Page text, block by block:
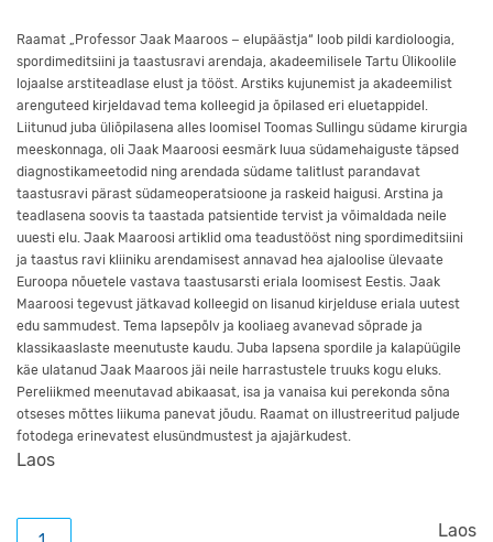
Raamat „Professor Jaak Maaroos − elupäästja“ loob pildi kardioloogia,
spordimeditsiini ja taastusravi arendaja, akadeemilisele Tartu Ülikoolile
lojaalse arstiteadlase elust ja tööst. Arstiks kujunemist ja akadeemilist
arenguteed kirjeldavad tema kolleegid ja õpilased eri eluetappidel.
Liitunud juba üliõpilasena alles loomisel Toomas Sullingu südame kirurgia
meeskonnaga, oli Jaak Maaroosi eesmärk luua südamehaiguste täpsed
diagnostikameetodid ning arendada südame talitlust parandavat
taastusravi pärast südameoperatsioone ja raskeid haigusi. Arstina ja
teadlasena soovis ta taastada patsientide tervist ja võimaldada neile
uuesti elu. Jaak Maaroosi artiklid oma teadustööst ning spordimeditsiini
ja taastus ravi kliiniku arendamisest annavad hea ajaloolise ülevaate
Euroopa nõuetele vastava taastusarsti eriala loomisest Eestis. Jaak
Maaroosi tegevust jätkavad kolleegid on lisanud kirjelduse eriala uutest
edu sammudest. Tema lapsepõlv ja kooliaeg avanevad sõprade ja
klassikaaslaste meenutuste kaudu. Juba lapsena spordile ja kalapüügile
käe ulatanud Jaak Maaroos jäi neile harrastustele truuks kogu eluks.
Pereliikmed meenutavad abikaasat, isa ja vanaisa kui perekonda sõna
otseses mõttes liikuma panevat jõudu. Raamat on illustreeritud paljude
fotodega erinevatest elusündmustest ja ajajärkudest.
Laos
Laos
Professor Jaak Maaroos − elupäästja kogus